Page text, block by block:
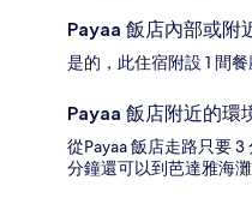
Payaa 飯店內部或附
是的，此住宿附設 1 間餐
Payaa 飯店附近的環
從Payaa 飯店走路只要
分鐘還可以到芭達雅海灘